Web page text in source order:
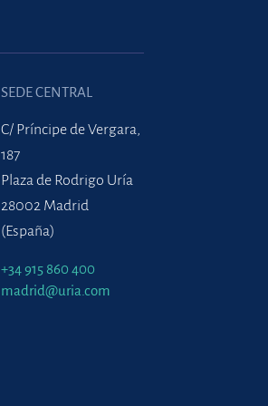
SEDE CENTRAL
C/ Príncipe de Vergara,
187
Plaza de Rodrigo Uría
28002 Madrid
(España)
+34 915 860 400
madrid@uria.com